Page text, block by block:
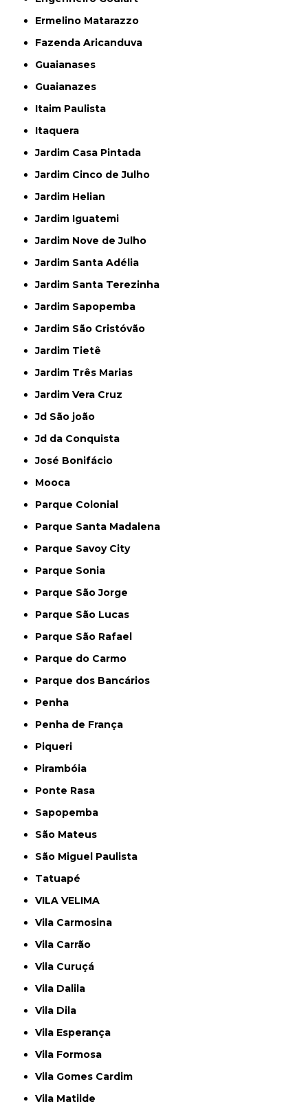
Ermelino Matarazzo
Fazenda Aricanduva
Guaianases
Guaianazes
Itaim Paulista
Itaquera
Jardim Casa Pintada
Jardim Cinco de Julho
Jardim Helian
Jardim Iguatemi
Jardim Nove de Julho
Jardim Santa Adélia
Jardim Santa Terezinha
Jardim Sapopemba
Jardim São Cristóvão
Jardim Tietê
Jardim Três Marias
Jardim Vera Cruz
Jd São joão
Jd da Conquista
José Bonifácio
Mooca
Parque Colonial
Parque Santa Madalena
Parque Savoy City
Parque Sonia
Parque São Jorge
Parque São Lucas
Parque São Rafael
Parque do Carmo
Parque dos Bancários
Penha
Penha de França
Piqueri
Pirambóia
Ponte Rasa
Sapopemba
São Mateus
São Miguel Paulista
Tatuapé
VILA VELIMA
Vila Carmosina
Vila Carrão
Vila Curuçá
Vila Dalila
Vila Dila
Vila Esperança
Vila Formosa
Vila Gomes Cardim
Vila Matilde